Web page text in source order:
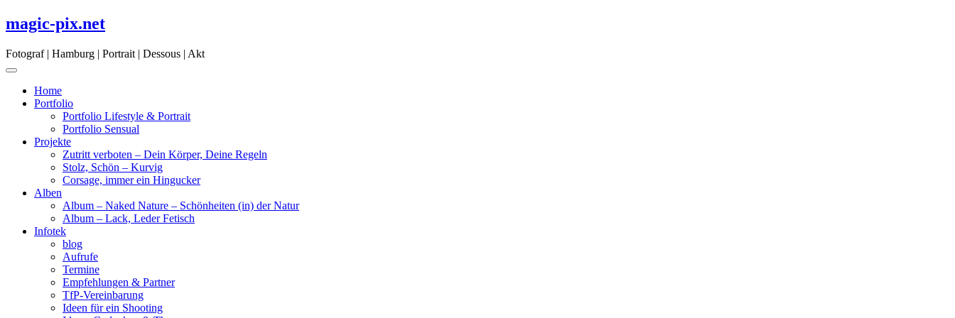
Skip
to
magic-pix.net
Fotograf | Hamburg | Portrait | Dessous | Akt
Home
Portfolio
Portfolio Lifestyle & Portrait
Portfolio Sensual
Projekte
Zutritt verboten – Dein Körper, Deine Regeln
Stolz, Schön – Kurvig
Corsage, immer ein Hingucker
Alben
Album – Naked Nature – Schönheiten (in) der Natur
Album – Lack, Leder Fetisch
Infotek
blog
Aufrufe
Termine
Empfehlungen & Partner
TfP-Vereinbarung
Ideen für ein Shooting